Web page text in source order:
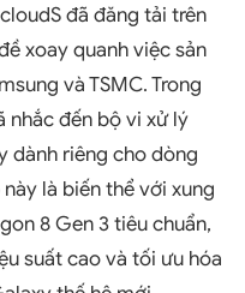
đã đăng tải trên
xoay quanh việc sản
và TSMC. Trong
nhắc đến bộ vi xử lý
dành riêng cho dòng
là biến thể với xung
8 Gen 3 tiêu chuẩn,
suất cao và tối ưu hóa